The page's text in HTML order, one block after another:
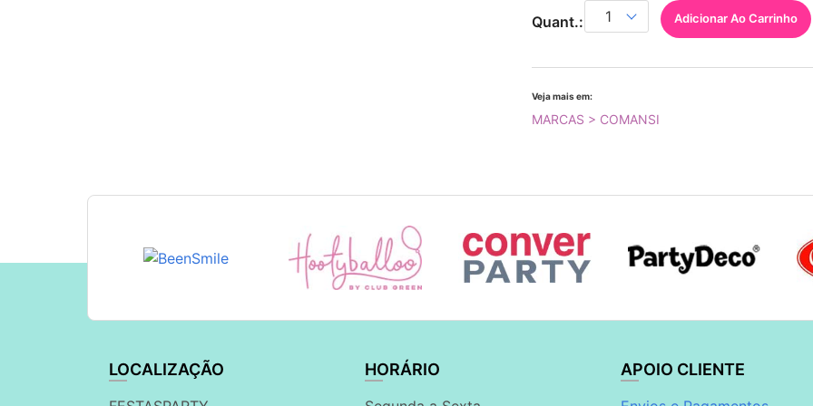
Quant.: Adicionar Ao Carrinho
Veja mais em:
MARCAS > COMANSI
LOCALIZAÇÃO HORÁRIO APOIO CLIENTE